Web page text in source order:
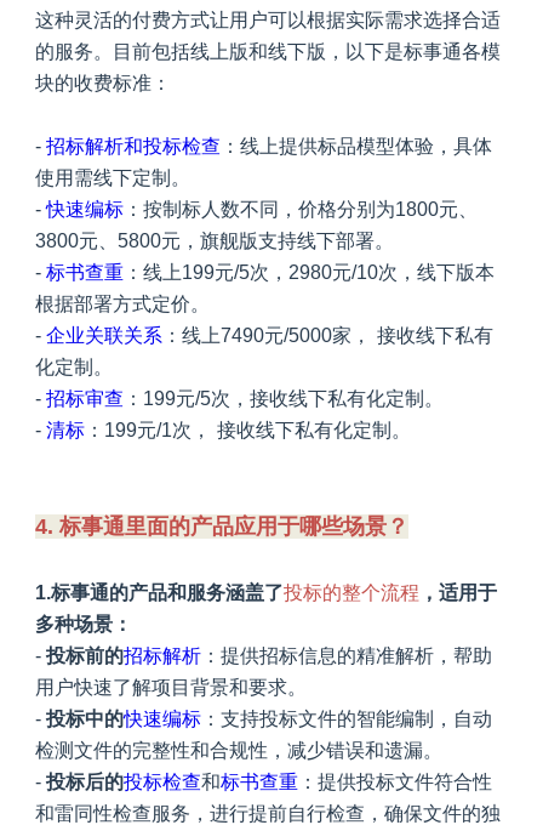
这种灵活的付费方式让用户可以根据实际需求选择合适
的服务。目前包括线上版和线下版，以下是标事通各模
块的收费标准：
- 招标解析和投标检查 ：线上提供标品模型体验，具体
使用需线下定制。
-快速编标：按制标人数不同，价格分别为1800元、
3800元、5800元，旗舰版支持线下部署。
- 标书查重：线上199元/5次，2980元/10次，线下版本
根据部署方式定价。
- 企业关联关系 ：线上7490元/5000家，
接收线下私有
化定制。
- 招标审查 ：199元/5次，接收线下私有化定制。
- 清标：199元/1次， 接收线下私有化定制。
4. 标事通里面的产品应用于哪些场景？
1.标事通的产品和服务涵盖了投标的整个流程 ，适用于
多种场景：
- 投标前的招标解析：提供招标信息的精准解析，帮助
用户快速了解项目背景和要求。
- 投标中的快速编标：支持投标文件的智能编制，自动
检测文件的完整性和合规性，减少错误和遗漏。
- 投标后的投标检查和标书查重：提供投标文件符合性
和雷同性检查服务，进行提前自行检查，确保文件的独